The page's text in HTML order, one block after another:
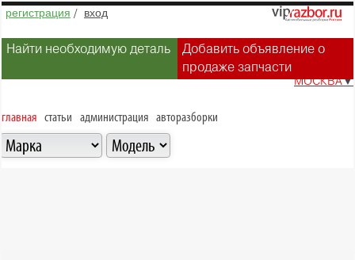
регистрация / вход
Найти необходимую деталь
Добавить объявление о
продаже запчасти
МОСКВА▼
главная статьи администрация авторазборки